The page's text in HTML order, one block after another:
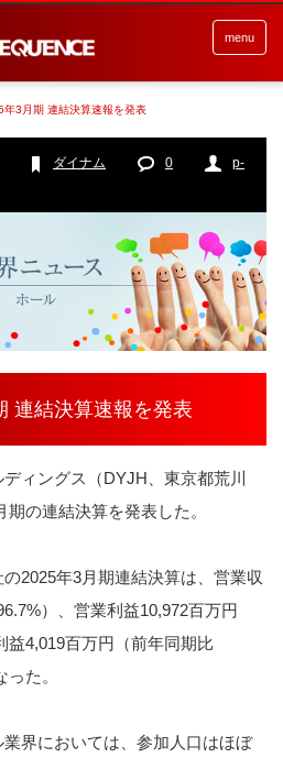
menu
年3月期 連結決算速報を発表
ダイナム 0
p-
連結決算速報を発表
ィングス（DYJH 、東京都荒川
期の連結決算を発表した。
の2025年3月期連結決算は、営業収
）、営業利益10,972百万円
益4,019百万円（前年同期比
た。
界においては、参加人口はほぼ